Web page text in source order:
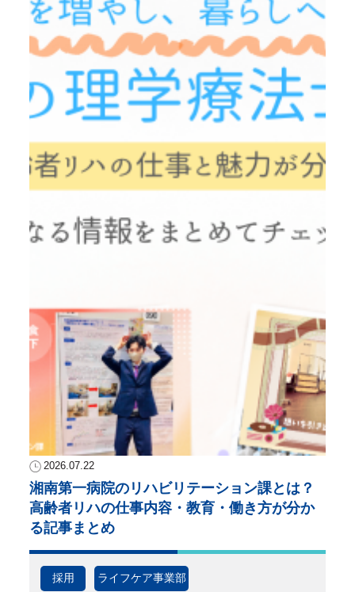
2026.07.22
湘南第一病院のリハビリテーション課とは？
高齢者リハの仕事内容・教育・働き方が分か
る記事まとめ
採用 ライフケア事業部